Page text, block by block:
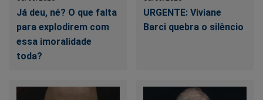
Já deu, né? O que falta
para explodirem com
essa imoralidade
toda?
URGENTE: Viviane
Barci quebra o silêncio